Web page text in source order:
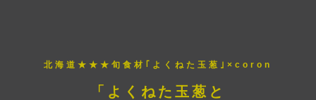
北海道★★★旬食材｢よくねた玉葱｣×coron
「よくねた玉葱と